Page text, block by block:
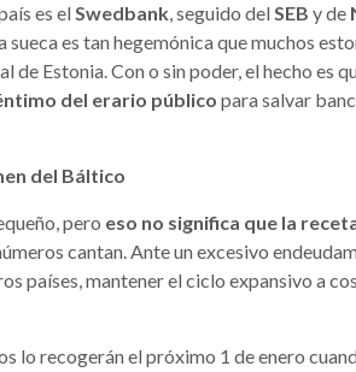
es elSwedbank, seguido delSEB y de
sueca es tan hegemónica que muchos
de Estonia. Con o sin poder, el hecho es
del erario público para salvar
del Báltico
pero eso no significa que la
cantan. Ante un excesivo
países, mantener el ciclo expansivo a
lo recogerán el próximo 1 de enero